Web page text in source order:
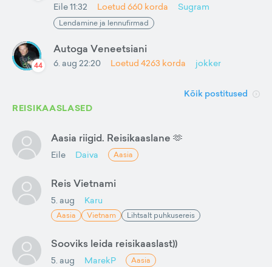
Eile 11:32 Loetud 660 korda Sugram
Lendamine ja lennufirmad
44
Autoga Veneetsiani
6. aug 22:20 Loetud 4263 korda jokker
Kõik postitused
REISIKAASLASED
Aasia riigid. Reisikaaslane 🫶
Eile Daiva Aasia
Reis Vietnami
5. aug Karu
Aasia Vietnam Lihtsalt puhkusereis
Sooviks leida reisikaaslast))
5. aug MarekP Aasia